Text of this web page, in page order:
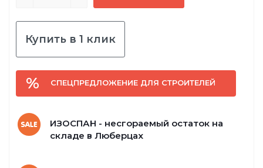
Купить в 1 клик
СПЕЦПРЕДЛОЖЕНИЕ ДЛЯ СТРОИТЕЛЕЙ
ИЗОСПАН - несгораемый остаток на
складе в Люберцах